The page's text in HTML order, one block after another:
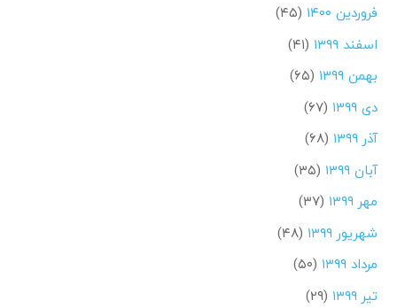
فروردین ۱۴۰۰
(۴۵)
اسفند ۱۳۹۹
(۴۱)
بهمن ۱۳۹۹
(۶۵)
دی ۱۳۹۹
(۶۷)
آذر ۱۳۹۹
(۶۸)
آبان ۱۳۹۹
(۳۵)
مهر ۱۳۹۹
(۳۷)
شهریور ۱۳۹۹
(۴۸)
مرداد ۱۳۹۹
(۵۰)
تیر ۱۳۹۹
(۲۹)